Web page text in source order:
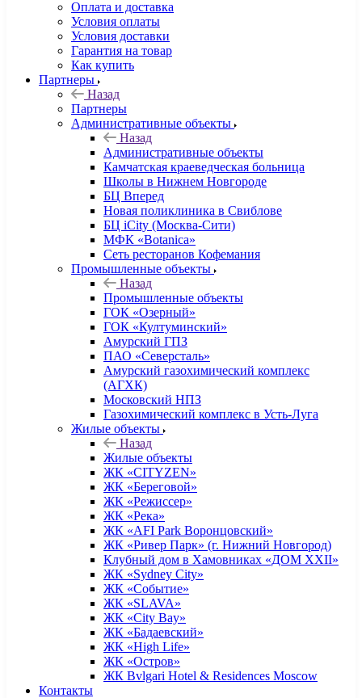
Оплата и доставка
Условия оплаты
Условия доставки
Гарантия на товар
Как купить
Партнеры
Назад
Партнеры
Административные объекты
Назад
Административные объекты
Камчатская краеведческая больница
Школы в Нижнем Новгороде
БЦ Вперед
Новая поликлиника в Свиблове
БЦ iCity (Москва-Сити)
МФК «Botanica»
Сеть ресторанов Кофемания
Промышленные объекты
Назад
Промышленные объекты
ГОК «Озерный»
ГОК «Култуминский»
Амурский ГПЗ
ПАО «Северсталь»
Амурский газохимический комплекс
(АГХК)
Московский НПЗ
Газохимический комплекс в Усть-Луга
Жилые объекты
Назад
Жилые объекты
ЖК «CITYZEN»
ЖК «Береговой»
ЖК «Режиссер»
ЖК «Река»
ЖК «AFI Park Воронцовский»
ЖК «Ривер Парк» (г. Нижний Новгород)
Клубный дом в Хамовниках «ДОМ XXII»
ЖК «Sydney City»
ЖК «Событие»
ЖК «SLAVA»
ЖК «City Bay»
ЖК «Бадаевский»
ЖК «High Life»
ЖК «Остров»
ЖК Bvlgari Hotel & Residences Moscow
Контакты